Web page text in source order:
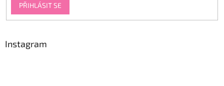
PŘIHLÁSIT SE
Instagram